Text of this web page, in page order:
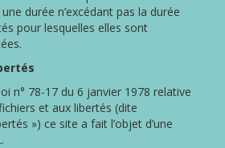
durée n’excédant pas la durée
pour lesquelles elles sont
n° 78-17 du 6 janvier 1978 relative
et aux libertés (dite
») ce site a fait l’objet d’une